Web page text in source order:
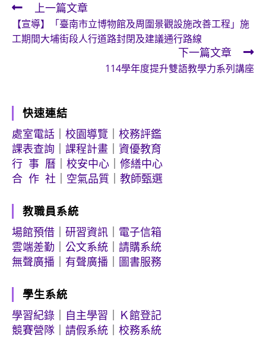
Read
more
articles
上一篇文章
【宣導】「臺南市立博物館及周圍景觀設施改善工程」施
工期間大埔街段人行道路封閉及建議通行路線
下一篇文章
114學年度提升雙語教學力系列講座
快速連結
處室電話
校園導覽
校務評鑑
課表查詢
課程計畫
資優教育
行 事 曆
校安中心
修繕中心
合 作 社
空氣品質 教師甄選
教職員系統
場館預借
研習資訊
電子信箱
雲端差勤
公文系統
請購系統
無聲廣播
有聲廣播 圖書服務
學生系統
學習紀錄
自主學習
Ｋ館登記
競賽營隊
請假系統 校務系統